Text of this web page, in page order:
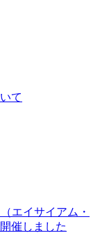
て
エイサイアム・
催しました